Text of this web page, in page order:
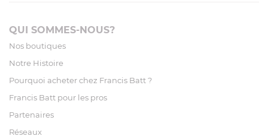
QUI SOMMES-NOUS?
Nos boutiques
Notre Histoire
Pourquoi acheter chez Francis Batt ?
Francis Batt pour les pros
Partenaires
Réseaux